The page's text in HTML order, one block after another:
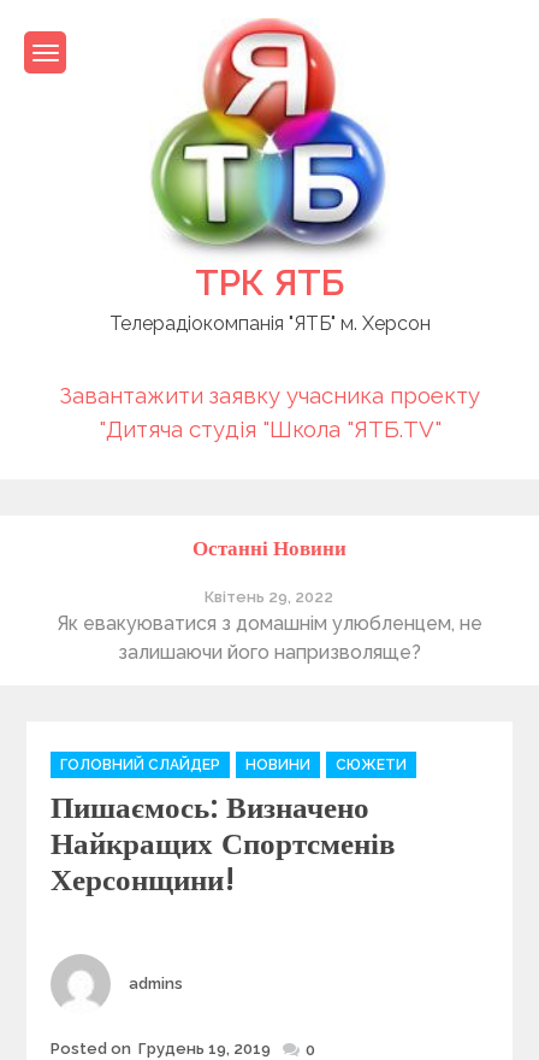
content
ТРК ЯТБ
Телерадіокомпанія "ЯТБ" м. Херсон
Завантажити заявку учасника проекту
"Дитяча студія "Школа "ЯТБ.TV"
Останні Новини
Квітень 29, 2022
Як евакуюватися з домашнім улюбленцем, не
залишаючи його напризволяще?
C
a
e
g
o
e
s
ГОЛОВНИЙ СЛАЙДЕР НОВИНИ СЮЖЕТИ
Пишаємось: Визначено
Найкращих Спортсменів
Херсонщини!
Author
admins
Posted
Posted on Грудень 19, 2019 0